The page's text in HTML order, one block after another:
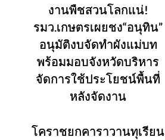
งานพืชสวนโลกแน่!
รมว.เกษตรเผยชง“อนุทิน”
อนุมัติงบจัดทำผังแม่บท
พร้อมมอบจังหวัดบริหาร
จัดการใช้ประโยชน์พื้นที่
หลังจัดงาน
โคราชยกคาราวานทุเรียน